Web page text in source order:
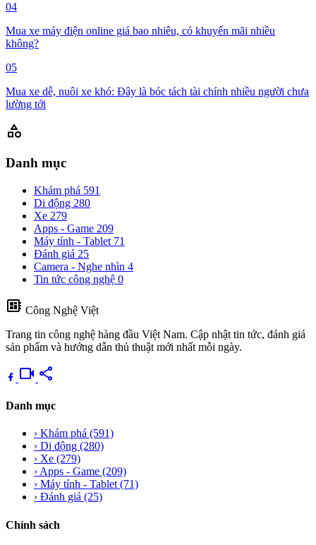
04
Mua xe máy điện online giá bao nhiêu, có khuyến mãi nhiều
không?
05
Mua xe dễ, nuôi xe khó: Đây là bóc tách tài chính nhiều người chưa
lường tới
category
Danh mục
Khám phá 591
Di động 280
Xe 279
Apps - Game 209
Máy tính - Tablet 71
Đánh giá 25
Camera - Nghe nhìn 4
Tin tức công nghệ 0
developer_board Công Nghệ Việt
Trang tin công nghệ hàng đầu Việt Nam. Cập nhật tin tức, đánh giá
sản phẩm và hướng dẫn thủ thuật mới nhất mỗi ngày.
videocam share
Danh mục
› Khám phá (591)
› Di động (280)
› Xe (279)
› Apps - Game (209)
› Máy tính - Tablet (71)
› Đánh giá (25)
Chính sách